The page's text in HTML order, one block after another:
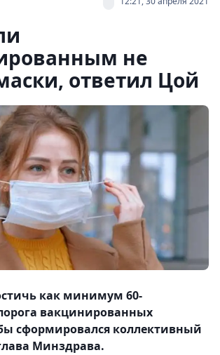
не
ответил Цой
как минимум 60-
вакцинированных
сформировался коллективный
Минздрава.